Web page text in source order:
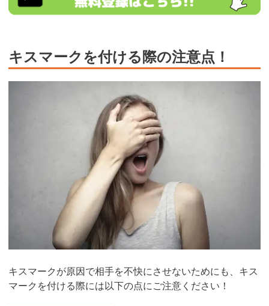
キスマークを付ける際の注意点！
キスマークが原因で相手を不快にさせないためにも、キス
マークを付ける際には以下の点にご注意ください！